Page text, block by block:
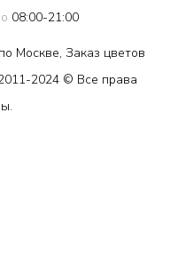
08:00-21:00
Москве, Заказ цветов
2024 © Все права